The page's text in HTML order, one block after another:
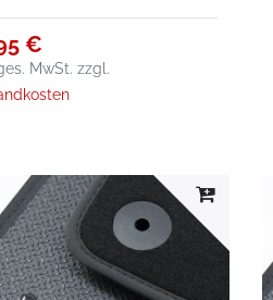
€
MwSt. zzgl.